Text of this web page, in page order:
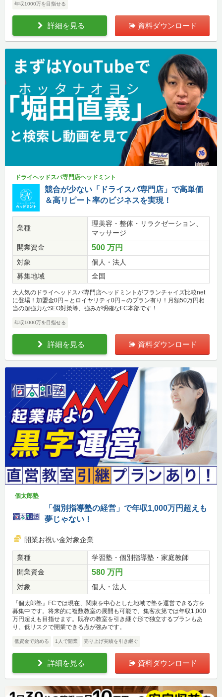
年収1000万を目指せる
詳細を見る 資料ダウンロード
ドライヘッドスパ専門店ヘッドミント
競合が少ない「ドライスパ専門店」で高単価
＆高リピート率のビジネスを実現！
業種
理美容・整体・リラクゼーション、
マッサージ
開業資金
500 万円
対象
個人・法人
募集地域
全国
大人気のドライヘッドスパ専門店ヘッドミントがフランチャイズ比較net
に登場！加盟金0円～とロイヤリティ0円～のプラン有り！月額50万円相
当の超強力なSEO対策等、強みが明確なFC本部です！
年収1000万を目指せる
詳細を見る 資料ダウンロード
個太郎塾
「個別指導塾の経営」で年収1,000万円超えも
夢じゃない！
開業お祝い金対象企業
業種
学習塾・個別指導塾・家庭教師
開業資金
580 万円
対象 個人・法人
『個太郎塾』FCでは現在、関東を中心とした地域で塾を運営できる方を
募集中です。将来的に複数教室の展開も可能で、集客次第では年収1,000
万円超えも目指せます。既存の教室を引き継ぐ形で独立するプランもあ
り、低リスクで開業できる点が強みです。
低資金で始める 1人で開業 売り上げ実績を引き継ぐ
詳細を見る 資料ダウンロード